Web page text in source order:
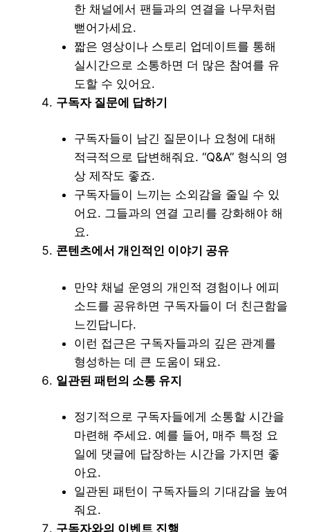
한 채널에서 팬들과의 연결을 나무처럼
뻗어가세요.
짧은 영상이나 스토리 업데이트를 통해
실시간으로 소통하면 더 많은 참여를 유
도할 수 있어요.
구독자 질문에 답하기
구독자들이 남긴 질문이나 요청에 대해
적극적으로 답변해줘요. “Q&A” 형식의 영
상 제작도 좋죠.
구독자들이 느끼는 소외감을 줄일 수 있
어요. 그들과의 연결 고리를 강화해야 해
요.
콘텐츠에서 개인적인 이야기 공유
만약 채널 운영의 개인적 경험이나 에피
소드를 공유하면 구독자들이 더 친근함을
느낀답니다.
이런 접근은 구독자들과의 깊은 관계를
형성하는 데 큰 도움이 돼요.
일관된 패턴의 소통 유지
정기적으로 구독자들에게 소통할 시간을
마련해 주세요. 예를 들어, 매주 특정 요
일에 댓글에 답장하는 시간을 가지면 좋
아요.
일관된 패턴이 구독자들의 기대감을 높여
줘요.
구독자와의 이벤트 진행